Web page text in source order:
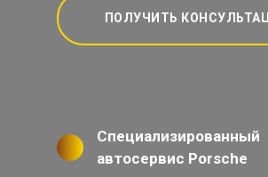
ПОЛУЧИТЬ
Специализированный
автосервис Porsche